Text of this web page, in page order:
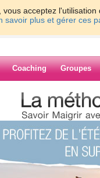
acceptez
savoir plus et gérer ces
Coaching Groupes
> Dame-Polgara >
de Dame-
est un